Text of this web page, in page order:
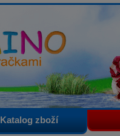
Katalog zboží